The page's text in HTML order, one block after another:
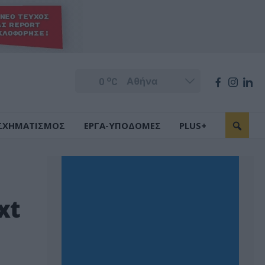
0 oC
ΕΡΓΑ-ΥΠΟΔΟΜΕΣ PLUS+